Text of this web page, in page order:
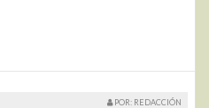
POR: REDACCIÓN